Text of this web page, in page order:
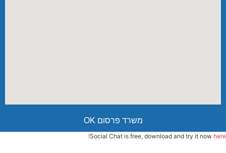
משרד פרסום OK
Social Chat is free, download and try it now here!